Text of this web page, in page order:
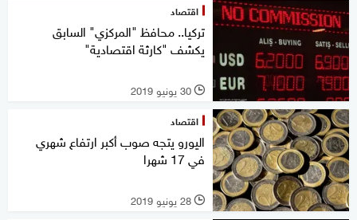
اقتصاد
تركيا.. محافظ "المركزي" السابق
يكشف "كارثة اقتصادية"
l 30 يونيو 2019
اقتصاد
اليورو يتجه صوب أكبر ارتفاع شهري
في 17 شهرا
l 28 يونيو 2019